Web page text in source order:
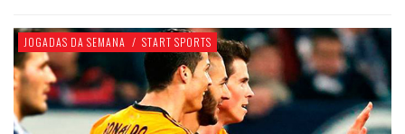
JOGADAS DA SEMANA / START SPORTS